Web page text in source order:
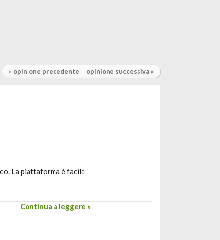
« opinione precedente opinione successiva »
La piattaforma è facile
Continua a leggere »